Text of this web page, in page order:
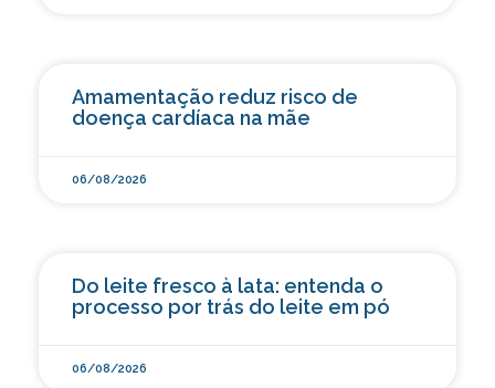
Amamentação reduz risco de
doença cardíaca na mãe
06/08/2026
Do leite fresco à lata: entenda o
processo por trás do leite em pó
06/08/2026